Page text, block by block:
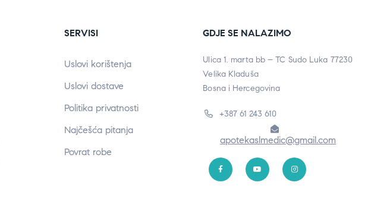
SERVISI
Uslovi korištenja
Uslovi dostave
Politika privatnosti
Najčešća pitanja
Povrat robe
GDJE SE NALAZIMO
Ulica 1. marta bb – TC Sudo Luka 77230
Velika Kladuša
Bosna i Hercegovina
+387 61 243 610
apotekaslmedic@gmail.com